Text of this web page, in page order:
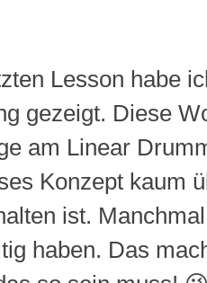
Lesson habe
gezeigt. Diese
am Linear
Konzept kaum
ist.
haben. Das